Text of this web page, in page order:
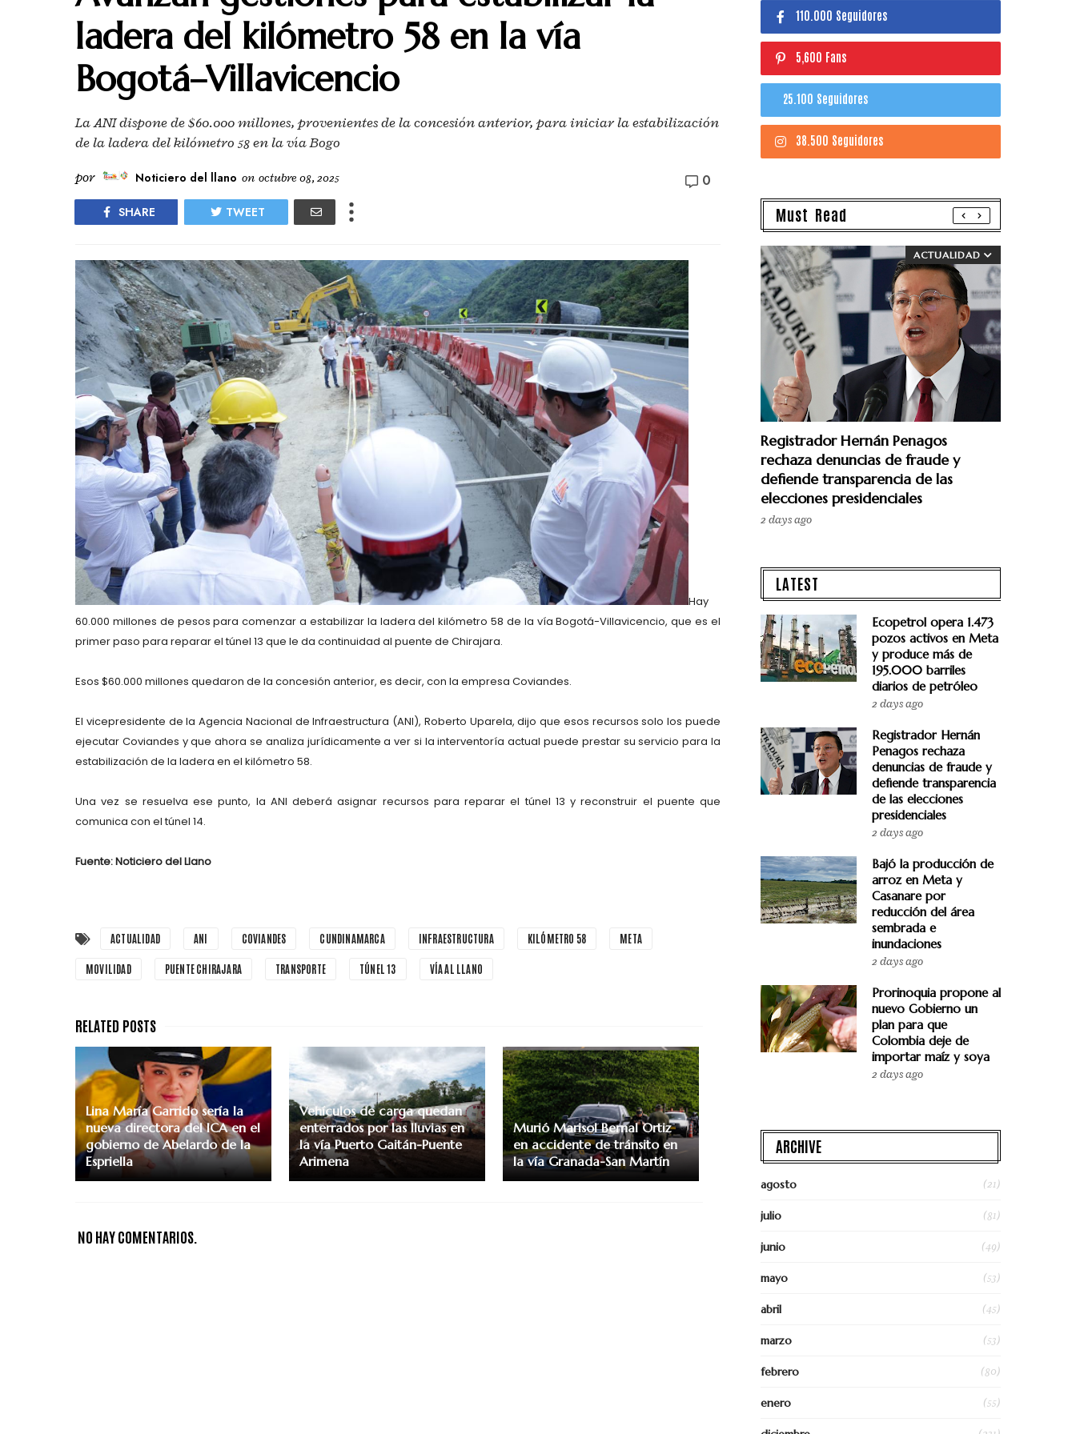
ladera del kilómetro 58 en la vía
Bogotá–Villavicencio
La ANI dispone de $60.000 millones, provenientes de la concesión anterior, para iniciar la estabilización
de la ladera del kilómetro 58 en la vía Bogo
por Noticiero del llano on octubre 08, 2025 0
SHARE TWEET
Hay
60.000 millones de pesos para comenzar a estabilizar la ladera del kilómetro 58 de la vía Bogotá-Villavicencio, que es el
primer paso para reparar el túnel 13 que le da continuidad al puente de Chirajara.
Esos $60.000 millones quedaron de la concesión anterior, es decir, con la empresa Coviandes.
El vicepresidente de la Agencia Nacional de Infraestructura (ANI), Roberto Uparela, dijo que esos recursos solo los puede
ejecutar Coviandes y que ahora se analiza jurídicamente a ver si la interventoría actual puede prestar su servicio para la
estabilización de la ladera en el kilómetro 58.
Una vez se resuelva ese punto, la ANI deberá asignar recursos para reparar el túnel 13 y reconstruir el puente que
comunica con el túnel 14.
Fuente: Noticiero del Llano
ACTUALIDAD ANI COVIANDES CUNDINAMARCA INFRAESTRUCTURA KILÓMETRO 58 META
MOVILIDAD PUENTE CHIRAJARA TRANSPORTE TÚNEL 13 VÍA AL LLANO
Lina María Garrido sería la
nueva directora del ICA en el
gobierno de Abelardo de la
Espriella
Vehículos de carga quedan
enterrados por las lluvias en
la vía Puerto Gaitán-Puente
Arimena
Murió Marisol Bernal Ortiz
en accidente de tránsito en
la vía Granada-San Martín
NO HAY COMENTARIOS.
110.000 Seguidores
5,600 Fans
25.100 Seguidores
38.500 Seguidores
Must Read
ACTUALIDAD
Registrador Hernán Penagos
rechaza denuncias de fraude y
defiende transparencia de las
elecciones presidenciales
2 days ago
LATEST
Ecopetrol opera 1.473
pozos activos en Meta
y produce más de
195.000 barriles
diarios de petróleo
2 days ago
Registrador Hernán
Penagos rechaza
denuncias de fraude y
defiende transparencia
de las elecciones
presidenciales
2 days ago
Bajó la producción de
arroz en Meta y
Casanare por
reducción del área
sembrada e
inundaciones
2 days ago
Prorinoquia propone al
nuevo Gobierno un
plan para que
Colombia deje de
importar maíz y soya
2 days ago
ARCHIVE
agosto (21)
julio (81)
junio (49)
mayo (53)
abril (45)
marzo (53)
febrero (80)
enero (55)